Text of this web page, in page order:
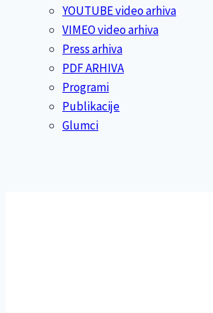
YOUTUBE video arhiva
VIMEO video arhiva
Press arhiva
PDF ARHIVA
Programi
Publikacije
Glumci